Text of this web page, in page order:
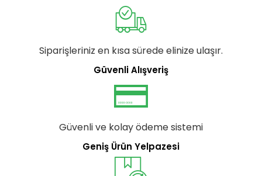
Siparişleriniz en kısa sürede elinize ulaşır.
Güvenli Alışveriş
Güvenli ve kolay ödeme sistemi
Geniş Ürün Yelpazesi